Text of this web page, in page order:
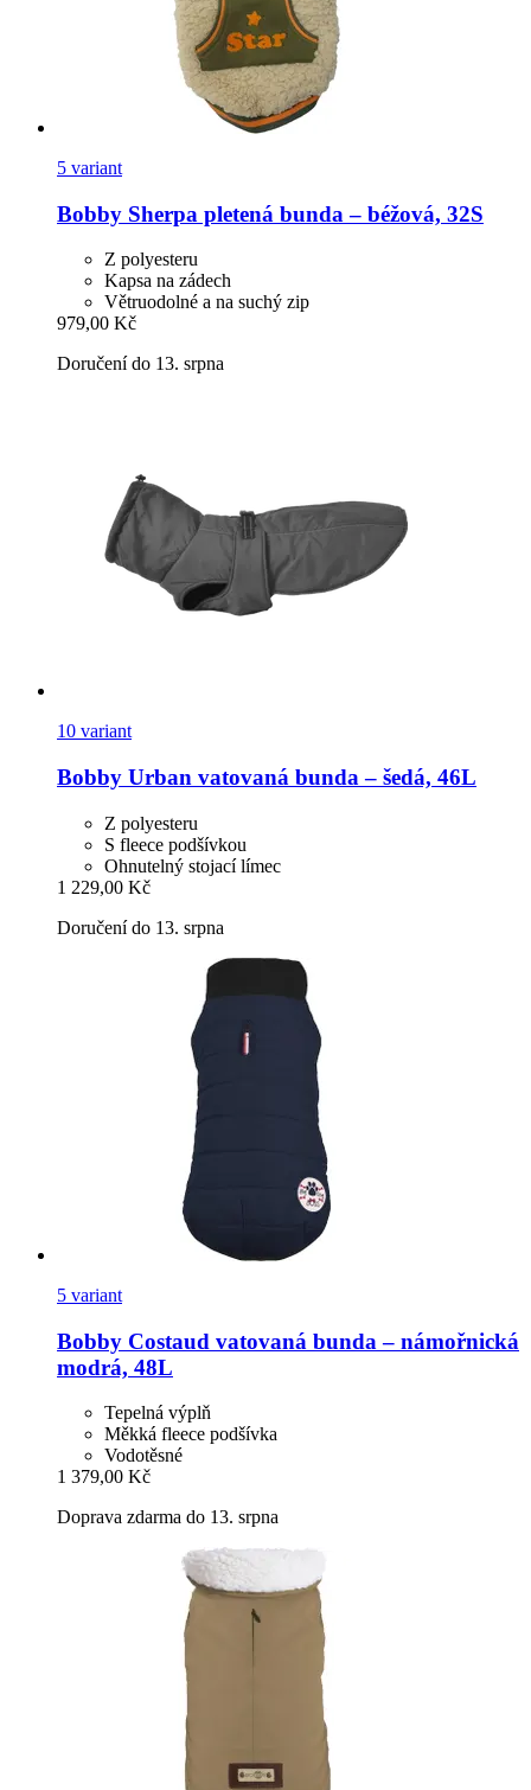
5 variant
Bobby Sherpa pletená bunda – béžová, 32S
Z polyesteru
Kapsa na zádech
Větruodolné a na suchý zip
979,00 Kč
Doručení do 13. srpna
10 variant
Bobby Urban vatovaná bunda – šedá, 46L
Z polyesteru
S fleece podšívkou
Ohnutelný stojací límec
1 229,00 Kč
Doručení do 13. srpna
5 variant
Bobby Costaud vatovaná bunda – námořnická
modrá, 48L
Tepelná výplň
Měkká fleece podšívka
Vodotěsné
1 379,00 Kč
Doprava zdarma do 13. srpna